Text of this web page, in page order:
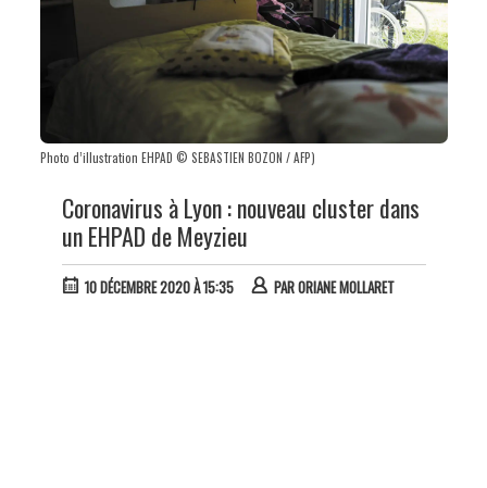
Photo d’illustration EHPAD © SEBASTIEN BOZON / AFP)
Coronavirus à Lyon : nouveau cluster dans
un EHPAD de Meyzieu
10 DÉCEMBRE 2020 À 15:35 PARORIANE MOLLARET